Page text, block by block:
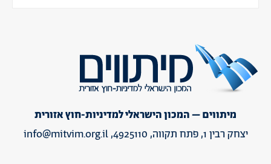
מיתווים – המכון הישראלי למדיניות-חוץ אזורית
יצחק רבין 1, פתח תקווה, 4925110,
info@mitvim.org.il